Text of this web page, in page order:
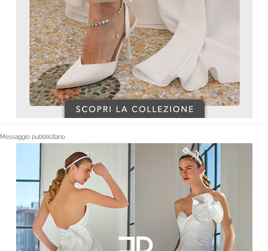
Messaggio pubblicitario